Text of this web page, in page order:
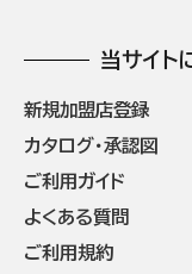
当サイト
新規加盟店登録
カタログ・承認図
ご利用ガイド
よくある質問
ご利用規約